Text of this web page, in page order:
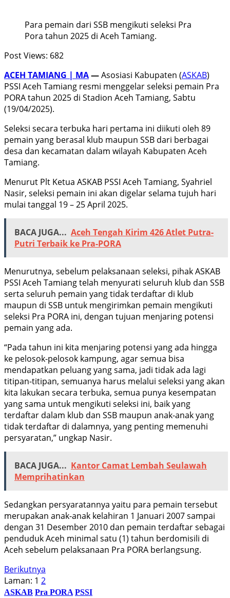
Para pemain dari SSB mengikuti seleksi Pra
Pora tahun 2025 di Aceh Tamiang.
Post Views: 682
ACEH TAMIANG | MA—Asosiasi Kabupaten (ASKAB)
PSSI Aceh Tamiang resmi menggelar seleksi pemain Pra
PORA tahun 2025 di Stadion Aceh Tamiang, Sabtu
(19/04/2025).
Seleksi secara terbuka hari pertama ini diikuti oleh 89
pemain yang berasal klub maupun SSB dari berbagai
desa dan kecamatan dalam wilayah Kabupaten Aceh
Tamiang.
Menurut Plt Ketua ASKAB PSSI Aceh Tamiang, Syahriel
Nasir, seleksi pemain ini akan digelar selama tujuh hari
mulai tanggal 19 – 25 April 2025.
BACA JUGA... Aceh Tengah Kirim 426 Atlet Putra-
Putri Terbaik ke Pra-PORA
Menurutnya, sebelum pelaksanaan seleksi, pihak ASKAB
PSSI Aceh Tamiang telah menyurati seluruh klub dan SSB
serta seluruh pemain yang tidak terdaftar di klub
maupun di SSB untuk mengirimkan pemain mengikuti
seleksi Pra PORA ini, dengan tujuan menjaring potensi
pemain yang ada.
“Pada tahun ini kita menjaring potensi yang ada hingga
ke pelosok-pelosok kampung, agar semua bisa
mendapatkan peluang yang sama, jadi tidak ada lagi
titipan-titipan, semuanya harus melalui seleksi yang akan
kita lakukan secara terbuka, semua punya kesempatan
yang sama untuk mengikuti seleksi ini, baik yang
terdaftar dalam klub dan SSB maupun anak-anak yang
tidak terdaftar di dalamnya, yang penting memenuhi
persyaratan,” ungkap Nasir.
BACA JUGA... Kantor Camat Lembah Seulawah
Memprihatinkan
Sedangkan persyaratannya yaitu para pemain tersebut
merupakan anak-anak kelahiran 1 Januari 2007 sampai
dengan 31 Desember 2010 dan pemain terdaftar sebagai
penduduk Aceh minimal satu (1) tahun berdomisili di
Aceh sebelum pelaksanaan Pra PORA berlangsung.
Berikutnya
Laman: 1 2
ASKAB Pra PORA PSSI